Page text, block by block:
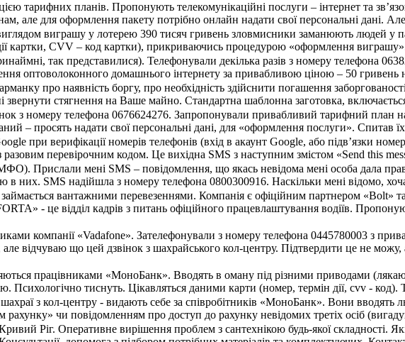
тарифних планів. Пропонують телекомунікаційні послуги – інтернет та
але для оформлення пакету потрібно онлайн надати свої персональні дані.
виграшу у лотерею 390 тисяч гривень зловмисники заманюють людей у
картки, CVV – код картки), прикриваючись процедурою «оформлення
так представилися). Телефонували декілька разів з номеру телефона
оптоволоконного домашнього інтернету за привабливою ціною – 50 гривень
про наявність боргу, про необхідність здійснити погашення
звернути стягнення на Ваше майно. Стандартна шаблонна заготовка,
з номеру телефона 0676624276. Запропонували привабливий тарифний план
– просять надати свої персональні дані, для «оформлення послуги». Спитав
при верифікації номерів телефонів (вхід в акаунт Google, або підв’язки
разовим перевірочним кодом. Це вихідна SMS з наступним змістом «Send this
Прислали мені SMS – повідомлення, що якась невідома мені особа дала
в них. SMS надійшла з номеру телефона 0800300916. Наскільки мені відомо, хоча
займається вантажними перевезеннями. Компанія є офіційним партнером «Bolt»
- це відділ кадрів з питань офіційного працевлаштування водіїв.
компанії «Vadafone». Зателефонували з номеру телефона 0445780003 з
відчуваю що цей дзвінок з шахрайського кол-центру. Підтвердити це не
працівниками «МоноБанк». Вводять в оману під різними приводами
Психологічно тиснуть. Цікавляться даними карти (номер, термін дії, cvv -
з кол-центру - видають себе за співробітників «МоноБанк». Вони вводять
чи повідомленням про доступ до рахунку невідомих третіх осіб
Ріг. Оперативне вирішення проблем з сантехнікою будь-якої складності.